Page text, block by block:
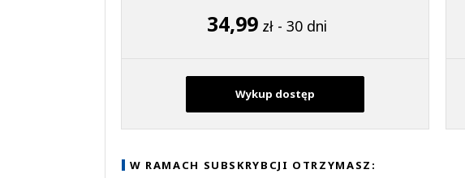
34,99 zł - 30 dni
Wykup dostęp
W RAMACH SUBSKRYBCJI OTRZYMASZ: